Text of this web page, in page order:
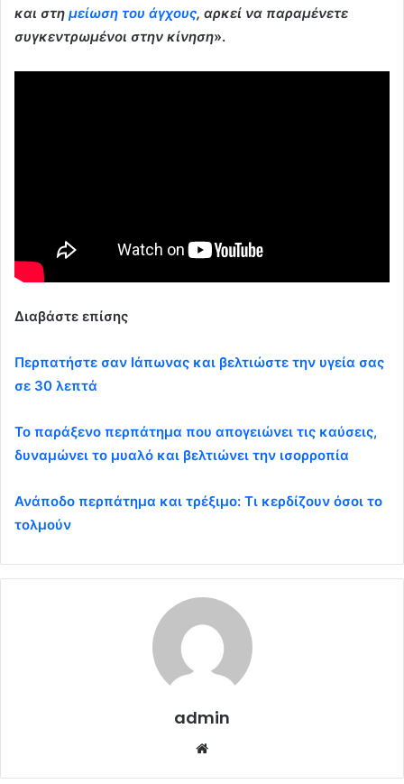
και στη μείωση του άγχους, αρκεί να παραμένετε
συγκεντρωμένοι στην κίνηση».
Διαβάστε επίσης
Περπατήστε σαν Ιάπωνας και βελτιώστε την υγεία σας
σε 30 λεπτά
Το παράξενο περπάτημα που απογειώνει τις καύσεις,
δυναμώνει το μυαλό και βελτιώνει την ισορροπία
Ανάποδο περπάτημα και τρέξιμο: Τι κερδίζουν όσοι το
τολμούν
admin